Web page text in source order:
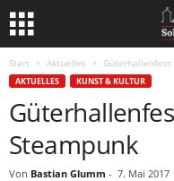
Start Aktuelles
AKTUELLES KUNST & KULTUR
Steampunk
Von Bastian Glumm - 7. Mai 2017